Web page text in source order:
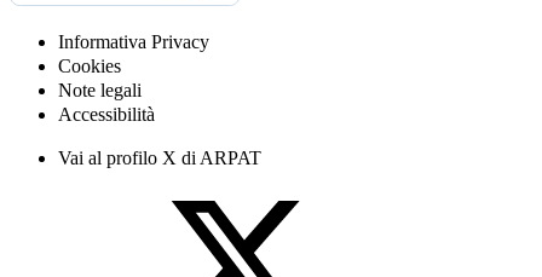
Informativa Privacy
Cookies
Note legali
Accessibilità
Vai al profilo X di ARPAT